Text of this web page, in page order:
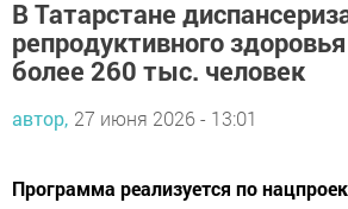
В Татарстане
репродуктивного
более 260 тыс. человек
автор, 27 июня 2026 - 13:01
Программа реализуется по